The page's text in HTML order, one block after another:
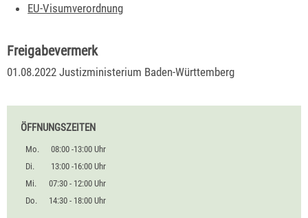
EU-Visumverordnung
Freigabevermerk
01.08.2022 Justizministerium Baden-Württemberg
ÖFFNUNGSZEITEN
Mo.
08:00 -13:00 Uhr
Di.
13:00 -16:00 Uhr
Mi.
07:30 - 12:00 Uhr
Do.
14:30 - 18:00 Uhr